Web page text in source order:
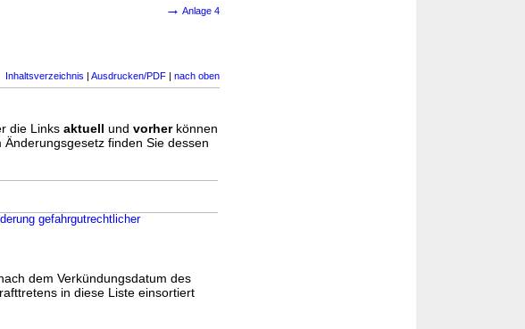
→ Anlage 4
Inhaltsverzeichnis | Ausdrucken/PDF | nach oben
die Links aktuell und vorherkönnen
finden Sie dessen
gefahrgutrechtlicher
dem Verkündungsdatum des
in diese Liste einsortiert